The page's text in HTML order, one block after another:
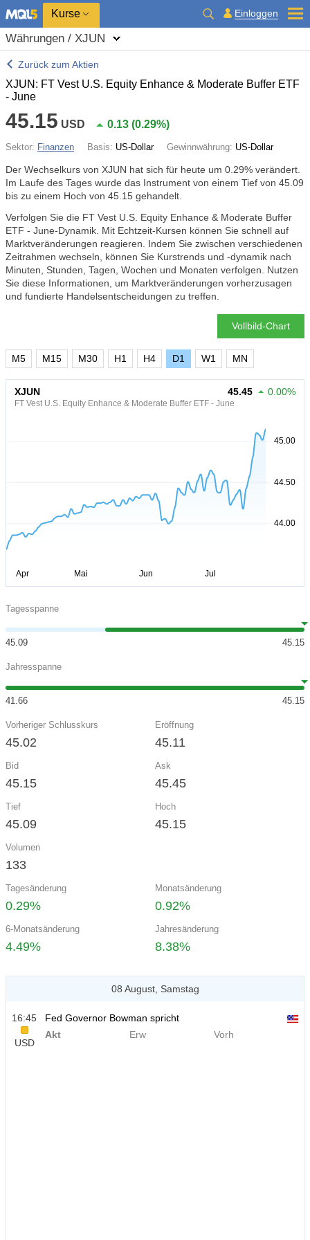
Kurse Einloggen
Währungen / XJUN
Zurück zum Aktien
XJUN: FT Vest U.S. Equity Enhance & Moderate Buffer ETF
- June
45.15 USD 0.13 (0.29%)
Sektor: Finanzen Basis: US-Dollar Gewinnwährung: US-Dollar
Der Wechselkurs von XJUN hat sich für heute um 0.29% verändert.
Im Laufe des Tages wurde das Instrument von einem Tief von 45.09
bis zu einem Hoch von 45.15 gehandelt.
Verfolgen Sie die FT Vest U.S. Equity Enhance & Moderate Buffer
ETF - June-Dynamik. Mit Echtzeit-Kursen können Sie schnell auf
Marktveränderungen reagieren. Indem Sie zwischen verschiedenen
Zeitrahmen wechseln, können Sie Kurstrends und -dynamik nach
Minuten, Stunden, Tagen, Wochen und Monaten verfolgen. Nutzen
Sie diese Informationen, um Marktveränderungen vorherzusagen
und fundierte Handelsentscheidungen zu treffen.
Vollbild-Chart
M5 M15 M30 H1 H4 D1 W1 MN
XJUN
FT Vest U.S. Equity Enhance & Moderate Buffer ETF - June
45.45 0.00%
Tagesspanne
45.09 45.15
Jahresspanne
41.66 45.15
Vorheriger Schlusskurs
45.02
Eröffnung
45.11
Bid
45.15
Ask
45.45
Tief
45.09
Hoch
45.15
Volumen
133
Tagesänderung
0.29%
Monatsänderung
0.92%
6-Monatsänderung
4.49%
Jahresänderung
8.38%
08 August, Samstag
16:45
USD
Fed Governor Bowman spricht
Akt
Erw Vorh